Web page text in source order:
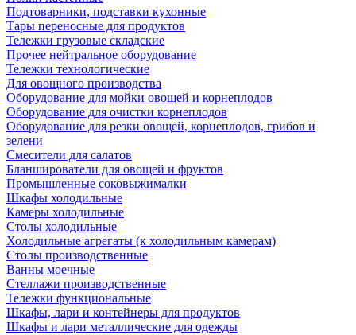
Подтоварники, подставки кухонные
Тары переносные для продуктов
Тележки грузовые складские
Прочее нейтральное оборудование
Тележки технологические
Для овощного производства
Оборудование для мойки овощей и корнеплодов
Оборудование для очистки корнеплодов
Оборудование для резки овощей, корнеплодов, грибов и
зелени
Смесители для салатов
Бланширователи для овощей и фруктов
Промышленные соковыжималки
Шкафы холодильные
Камеры холодильные
Столы холодильные
Холодильные агрегаты (к холодильным камерам)
Столы производственные
Ванны моечные
Стеллажи производственные
Тележки функциональные
Шкафы, лари и контейнеры для продуктов
Шкафы и лари металлические для одежды